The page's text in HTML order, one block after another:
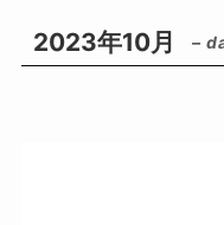
2023年10月 –